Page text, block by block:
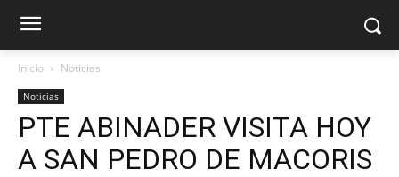
Inicio Noticias
Noticias
PTE ABINADER VISITA HOY
A SAN PEDRO DE MACORIS